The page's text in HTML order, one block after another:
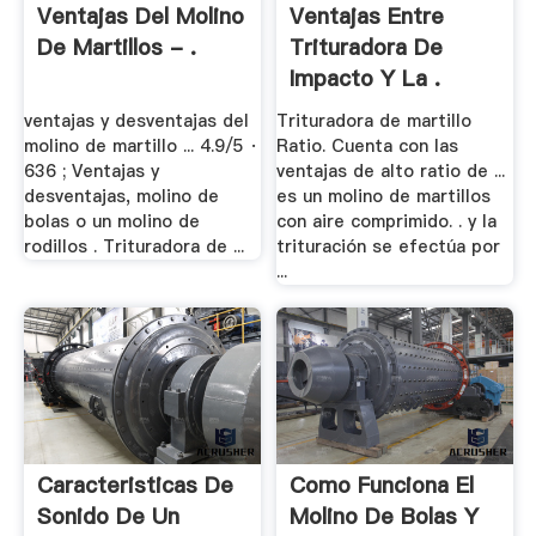
Ventajas Del Molino
De Martillos - .
ventajas y desventajas del
molino de martillo ... 4.9/5 ·
636 ; Ventajas y
desventajas, molino de
bolas o un molino de
rodillos . Trituradora de ...
Ventajas Entre
Trituradora De
Impacto Y La .
Trituradora de martillo
Ratio. Cuenta con las
ventajas de alto ratio de ...
es un molino de martillos
con aire comprimido. . y la
trituración se efectúa por
...
Caracteristicas De
Sonido De Un
Como Funciona El
Molino De Bolas Y